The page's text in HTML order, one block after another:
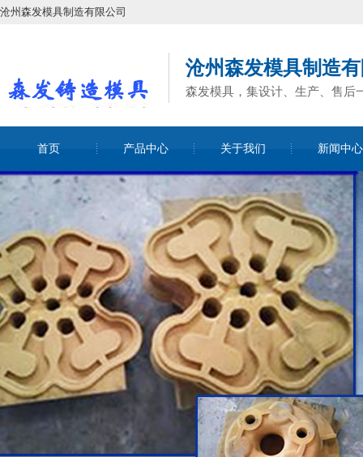
沧州森发模具制造有限公司
沧州森发模具制造
森发模具，集设计、生产、售后
首页 产品中心 关于我们 新闻中心